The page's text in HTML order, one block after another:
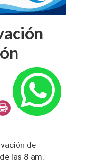
de
las 8 am.